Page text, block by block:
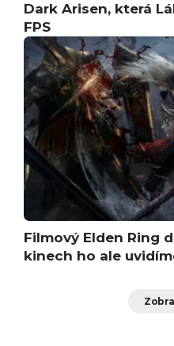
Dark Arisen, která
FPS
Filmový Elden Ring
kinech ho ale